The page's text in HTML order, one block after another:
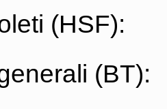
(HSF):
(BT):